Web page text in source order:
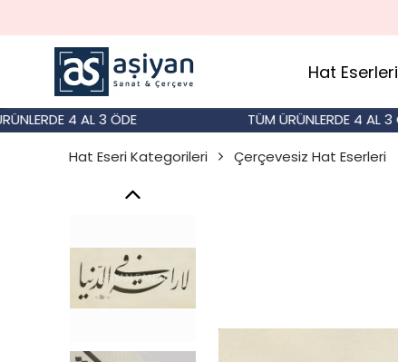
Hat Eserleri
4 AL 3 ÖDE TÜM ÜRÜNLERDE 4 AL 3 ÖDE
Hat Eseri Kategorileri
Çerçevesiz Hat Eserleri